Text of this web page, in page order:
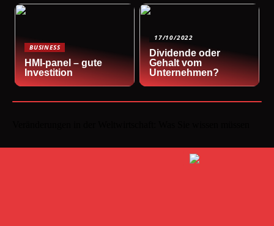
BUSINESS
HMI-panel – gute
Investition
17/10/2022
Dividende oder
Gehalt vom
Unternehmen?